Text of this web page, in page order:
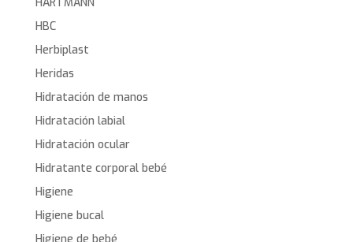
HBC
Herbiplast
Heridas
Hidratación de manos
Hidratación labial
Hidratación ocular
Hidratante corporal bebé
Higiene
Higiene bucal
Higiene de bebé